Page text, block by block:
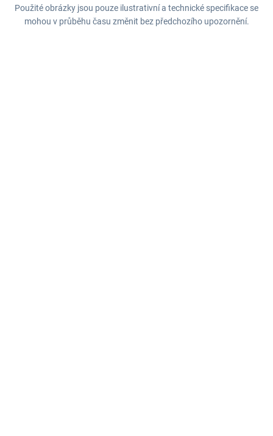
Použité obrázky jsou pouze ilustrativní a technické specifikace se
mohou v průběhu času změnit bez předchozího upozornění.